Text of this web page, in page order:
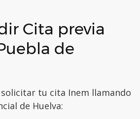
Cita previa
de
tu cita Inem llamando
de Huelva: